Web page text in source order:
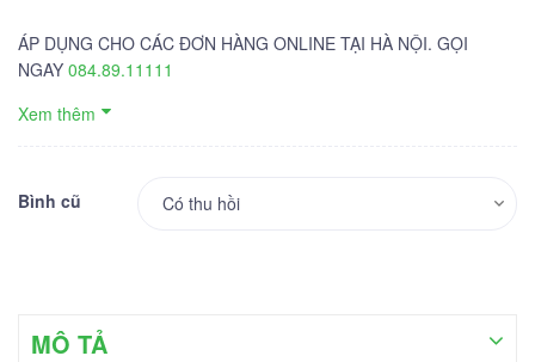
ÁP DỤNG CHO CÁC ĐƠN HÀNG ONLINE TẠI HÀ NỘI. GỌI
NGAY 084.89.11111
Xem thêm
Bình cũ
MÔ TẢ